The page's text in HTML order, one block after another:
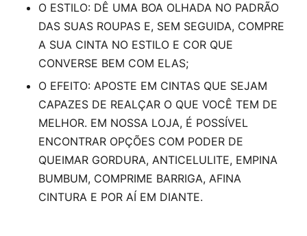
O ESTILO: DÊ UMA BOA OLHADA NO PADRÃO
DAS SUAS ROUPAS E, SEM SEGUIDA, COMPRE
A SUA CINTA NO ESTILO E COR QUE
CONVERSE BEM COM ELAS;
O EFEITO: APOSTE EM CINTAS QUE SEJAM
CAPAZES DE REALÇAR O QUE VOCÊ TEM DE
MELHOR. EM NOSSA LOJA, É POSSÍVEL
ENCONTRAR OPÇÕES COM PODER DE
QUEIMAR GORDURA, ANTICELULITE, EMPINA
BUMBUM, COMPRIME BARRIGA, AFINA
CINTURA E POR AÍ EM DIANTE.